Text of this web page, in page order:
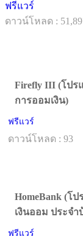
ฟรีแวร์
ดาวน์โหลด :
Firefly III (โปร
การออมเงิน)
ฟรีแวร์
ดาวน์โหลด : 93
HomeBank (โ
เงินออม ประจำ
ฟรีแวร์